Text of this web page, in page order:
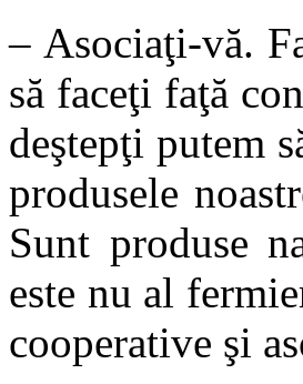
– Asociaţi-vă.
să faceţi faţă
deştepţi putem
produsele
Sunt produse
este nu al
cooperative şi